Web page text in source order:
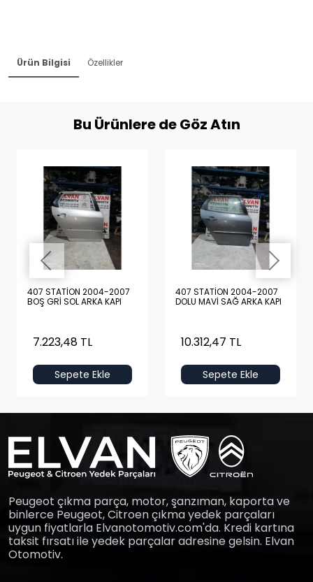
Ürün Bilgisi Özellikler
Bu Ürünlere de Göz Atın
407 STATİON 2004-2007
BOŞ GRİ SOL ARKA KAPI
7.223,48 TL
Sepete Ekle
407 STATİON 2004-2007
DOLU MAVİ SAĞ ARKA KAPI
10.312,47 TL
Sepete Ekle
Peugeot çıkma parça, motor, şanzıman, kaporta ve
binlerce Peugeot, Citroen çıkma yedek parçaları
uygun fiyatlarla Elvanotomotiv.com'da. Kredi kartına
taksit fırsatı ile yedek parçalar adresine gelsin. Elvan
Otomotiv.